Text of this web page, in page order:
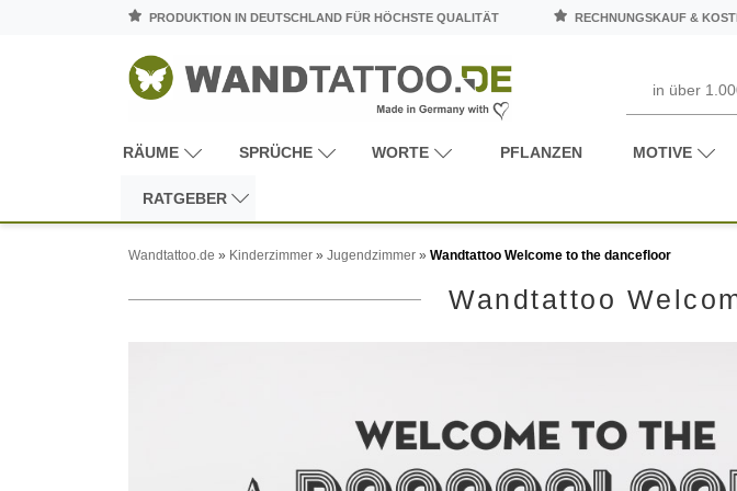
PRODUKTION IN DEUTSCHLAND FÜR HÖCHSTE QUALITÄT RECHNUNGSKAUF &
RÄUME SPRÜCHE WORTE PFLANZEN MOTIVE
RATGEBER
Wandtattoo.de » Kinderzimmer » Jugendzimmer » Wandtattoo Welcome to the dancefloor
Wandtattoo